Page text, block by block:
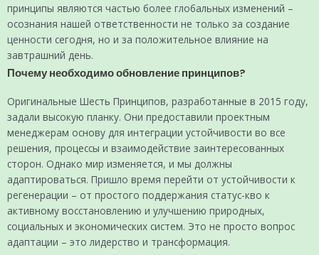
принципы являются частью более глобальных изменений –
осознания нашей ответственности не только за создание
ценности сегодня, но и за положительное влияние на
завтрашний день.
Почему необходимо обновление принципов?
Оригинальные Шесть Принципов, разработанные в 2015 году,
задали высокую планку. Они предоставили проектным
менеджерам основу для интеграции устойчивости во все
решения, процессы и взаимодействие заинтересованных
сторон. Однако мир изменяется, и мы должны
адаптироваться. Пришло время перейти от устойчивости к
регенерации – от простого поддержания статус-кво к
активному восстановлению и улучшению природных,
социальных и экономических систем. Это не просто вопрос
адаптации – это лидерство и трансформация.